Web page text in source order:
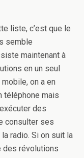
liste, c’est que le
semble
maintenant à
en un seul
on a en
téléphone mais
des
consulter ses
radio. Si on suit la
des révolutions